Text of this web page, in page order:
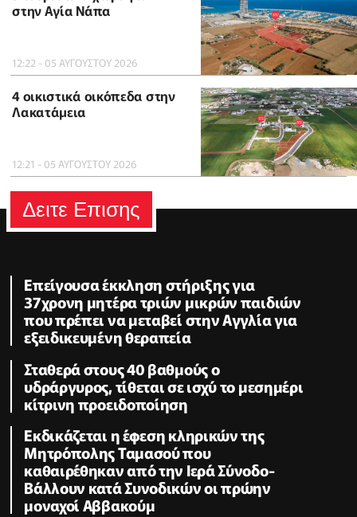
στην Αγία Νάπα
12:22 - 05 ΑΥΓΟΥΣΤΟΥ 2026
4 οικιστικά οικόπεδα στην
Λακατάμεια
12:21 - 05 ΑΥΓΟΥΣΤΟΥ 2026
Δειτε Επισης
Επείγουσα έκκληση στήριξης για
37χρονη μητέρα τριών μικρών παιδιών
που πρέπει να μεταβεί στην Αγγλία για
εξειδικευμένη θεραπεία
Σταθερά στους 40 βαθμούς ο
υδράργυρος, τίθεται σε ισχύ το μεσημέρι
κίτρινη προειδοποίηση
Εκδικάζεται η έφεση κληρικών της
Μητρόπολης Ταμασού που
καθαιρέθηκαν από την Ιερά Σύνοδο-
Βάλλουν κατά Συνοδικών οι πρώην
μοναχοί Αββακούμ